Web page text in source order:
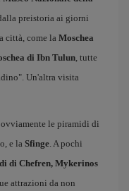
preistoria ai giorni
città, come la Moschea
di Ibn Tulun, tutte
Un'altra visita
le piramidi di
e la Sfinge. A pochi
di Chefren, Mykerinos
attrazioni da non